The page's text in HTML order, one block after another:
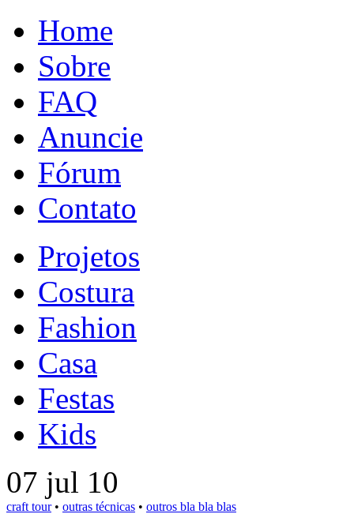
Home
Sobre
FAQ
Anuncie
Fórum
Contato
Projetos
Costura
Fashion
Casa
Festas
Kids
07 jul 10
craft tour• outras técnicas • outros bla bla blas